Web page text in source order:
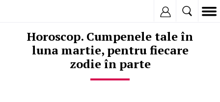
Horoscop. Cumpenele tale în
luna martie, pentru fiecare
zodie în parte